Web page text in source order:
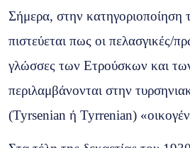
Σήμερα, στην
πιστεύεται πως οι πελασγικές/
γλώσσες των Ετρούσκων και
περιλαμβάνονται στην
(Tyrsenian ή Tyrrenian)